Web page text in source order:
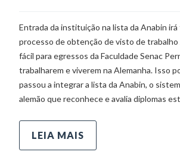
Entrada da instituição na lista da Anabin irá
processo de obtenção de visto de trabalho
fácil para egressos da Faculdade Senac
trabalharem e viverem na Alemanha. Isso
passou a integrar a lista da Anabin, o
alemão que reconhece e avalia diplomas
LEIA MAIS